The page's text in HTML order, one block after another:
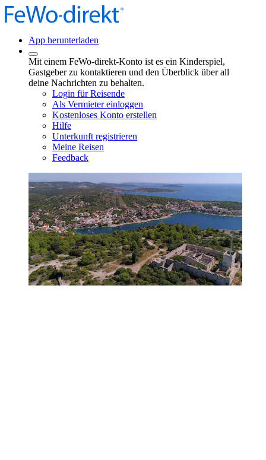
App herunterladen
Mit einem FeWo-direkt-Konto ist es ein Kinderspiel,
Gastgeber zu kontaktieren und den Überblick über all
deine Nachrichten zu behalten.
Login für Reisende
Als Vermieter einloggen
Kostenloses Konto erstellen
Hilfe
Unterkunft registrieren
Meine Reisen
Feedback